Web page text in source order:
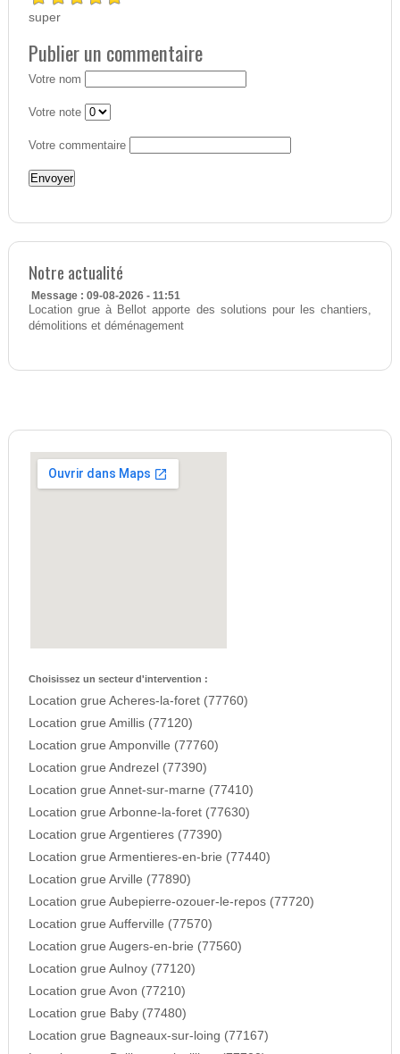
super
Publier un commentaire
Votre nom
Votre note
Votre commentaire
Notre actualité
Message : 09-08-2026 - 11:51
Location grue à Bellot apporte des solutions pour les chantiers,
démolitions et déménagement
Choisissez un secteur d'intervention :
Location grue Acheres-la-foret (77760)
Location grue Amillis (77120)
Location grue Amponville (77760)
Location grue Andrezel (77390)
Location grue Annet-sur-marne (77410)
Location grue Arbonne-la-foret (77630)
Location grue Argentieres (77390)
Location grue Armentieres-en-brie (77440)
Location grue Arville (77890)
Location grue Aubepierre-ozouer-le-repos (77720)
Location grue Aufferville (77570)
Location grue Augers-en-brie (77560)
Location grue Aulnoy (77120)
Location grue Avon (77210)
Location grue Baby (77480)
Location grue Bagneaux-sur-loing (77167)